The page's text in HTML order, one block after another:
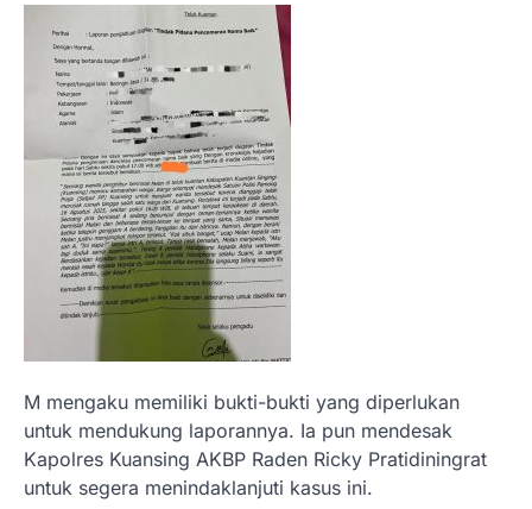
​M mengaku memiliki bukti-bukti yang diperlukan
untuk mendukung laporannya. Ia pun mendesak
Kapolres Kuansing AKBP Raden Ricky Pratidiningrat
untuk segera menindaklanjuti kasus ini.